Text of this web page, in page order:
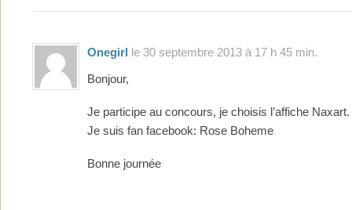
Onegirl le 30 septembre 2013 à 17 h 45 min.
Bonjour,
Je participe au concours, je choisis l’affiche Naxart.
Je suis fan facebook: Rose Boheme
Bonne journée